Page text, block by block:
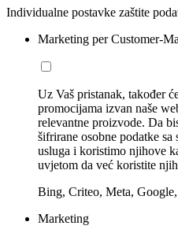
Individualne postavke zaštite
Marketing per Customer-
Uz Vaš pristanak, također
promocijama izvan naše
relevantne proizvode. Da
šifrirane osobne podatke
usluga i koristimo njihove
uvjetom da već koristite
Bing, Criteo, Meta,
Marketing